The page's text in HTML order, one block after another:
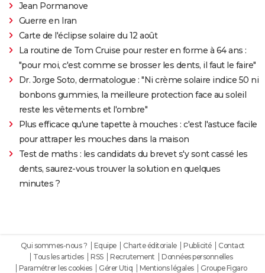
Jean Pormanove
Guerre en Iran
Carte de l'éclipse solaire du 12 août
La routine de Tom Cruise pour rester en forme à 64 ans :
"pour moi, c'est comme se brosser les dents, il faut le faire"
Dr. Jorge Soto, dermatologue : "Ni crème solaire indice 50 ni
bonbons gummies, la meilleure protection face au soleil
reste les vêtements et l'ombre"
Plus efficace qu'une tapette à mouches : c'est l'astuce facile
pour attraper les mouches dans la maison
Test de maths : les candidats du brevet s'y sont cassé les
dents, saurez-vous trouver la solution en quelques
minutes ?
Qui sommes-nous ? Equipe Charte éditoriale Publicité
Contact
Tous les articles
RSS Recrutement
Données personnelles
Paramétrer les cookies
Gérer Utiq Mentions légales Groupe Figaro